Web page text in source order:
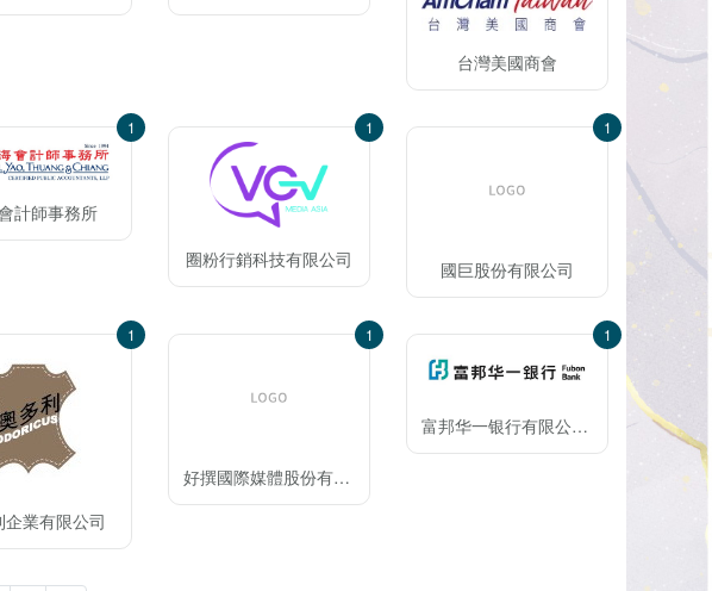
台灣美國商會
計師事務所
1
圈粉行銷科技有限公司
1
國巨股份有限公司
1
企業有限公司
1
好撰國際媒體股份有限公司
1
富邦华一银行有限公司北京分行
1